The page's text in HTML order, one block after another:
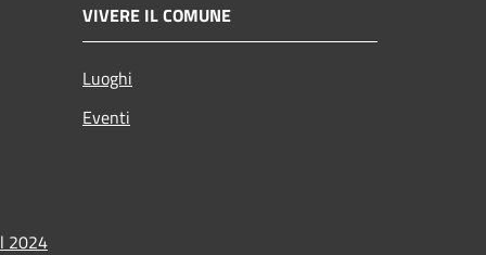
VIVERE IL COMUNE
Luoghi
Eventi
2024